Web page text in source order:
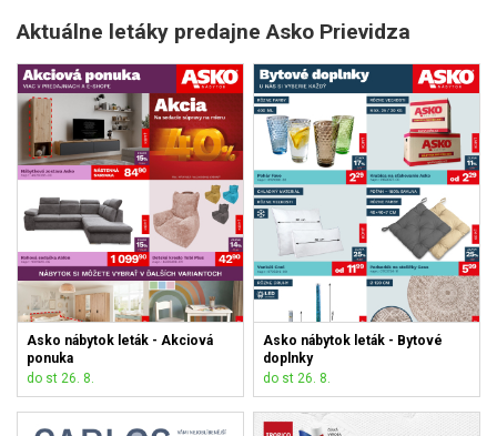
Aktuálne letáky predajne Asko Prievidza
Asko nábytok leták - Akciová
ponuka
do st 26. 8.
Asko nábytok leták - Bytové
doplnky
do st 26. 8.